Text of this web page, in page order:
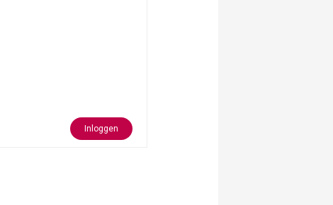
Inloggen